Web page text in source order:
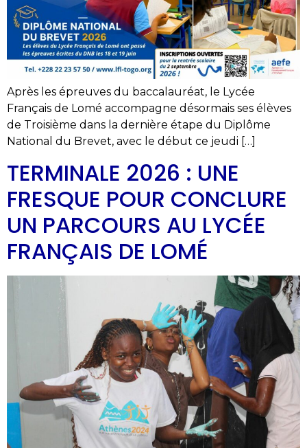
Après les épreuves du baccalauréat, le Lycée
Français de Lomé accompagne désormais ses élèves
de Troisième dans la dernière étape du Diplôme
National du Brevet, avec le début ce jeudi […]
TERMINALE 2026 : UNE
FRESQUE POUR CONCLURE
UN PARCOURS AU LYCÉE
FRANÇAIS DE LOMÉ